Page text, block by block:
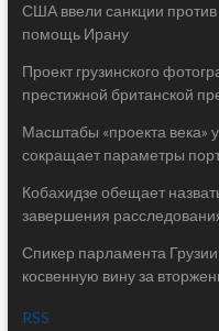
США ввели санкции против
помощь Ирану
Проект грузинского
престижной британской
Масштабы «проекта века»
сокращает параметры
Кобахидзе обещает
завершения
Спикер парламента
косвенную вину за
RSS